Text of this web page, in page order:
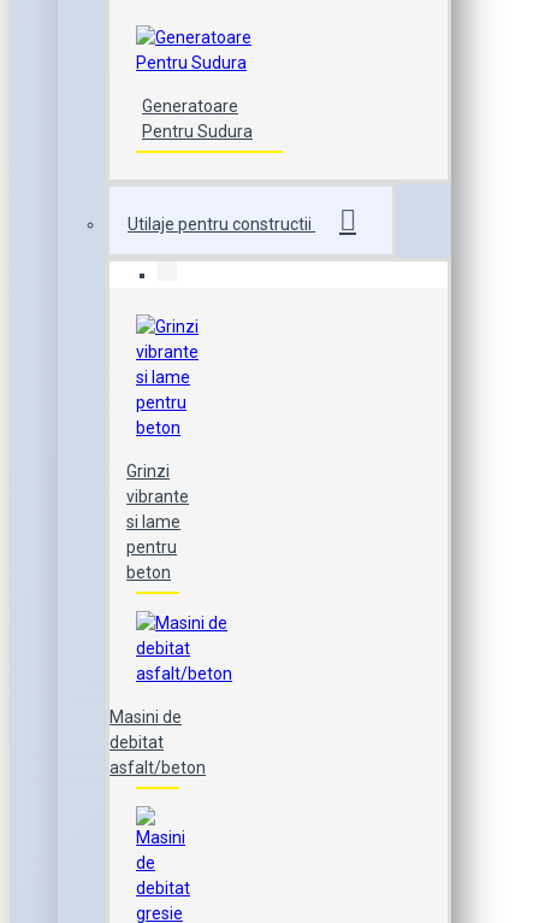
Generatoare
Pentru Sudura
Utilaje pentru constructii
Grinzi
vibrante
si lame
pentru
beton
Masini de
debitat
asfalt/beton